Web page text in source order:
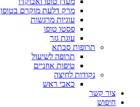
מרק דלעת מוקרם בטופו
עוגיות מרגשות
פסטו טופו
עוגת גזר
תרופות סבתא
תרופה לשיעול
טיפות אוזניים
נקודות לחיצה
כאבי ראש
צור קשר
חיפוש